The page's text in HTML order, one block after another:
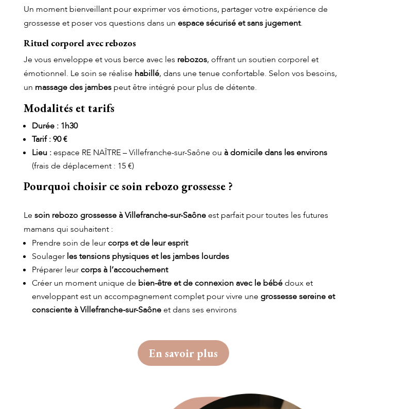
Un moment bienveillant pour exprimer vos émotions, partager votre expérience de
grossesse et poser vos questions dans unespace sécurisé et sans jugement.
Rituel corporel avec rebozos
Je vous enveloppe et vous berce avec les rebozos, offrant un soutien corporel et
émotionnel. Le soin se réalise habillé, dans une tenue confortable. Selon vos besoins,
un massage des jambes peut être intégré pour plus de détente.
Modalités et tarifs
Durée : 1h30
Tarif : 90 €
Lieu :espace RE NAÎTRE – Villefranche-sur-Saône ou à domicile dans les environs
(frais de déplacement : 15 €)
Pourquoi choisir ce soin rebozo grossesse ?
Saône
Lesoin rebozo grossesse à Villefranche-sur-Saôneest parfait pour toutes les futures
mamans qui souhaitent :
Prendre soin de leurcorps et de leur esprit
Soulager les tensions physiques et les jambes lourdes
Préparer leurcorps à l’accouchement
Créer un moment unique de bien-être et de connexion avec le bébédoux et
enveloppant est un accompagnement complet pour vivre une grossesse sereine et
consciente à Villefranche-sur-Saôneet dans ses environs
En savoir plus